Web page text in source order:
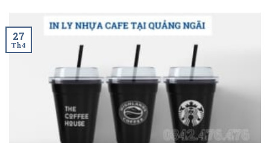
27
Th4